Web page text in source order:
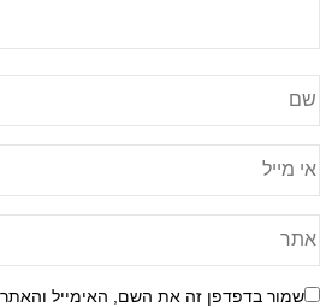
שמור בדפדפן זה את השם, האימייל